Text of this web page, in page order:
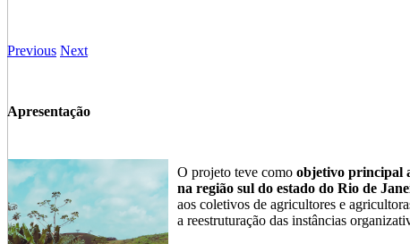
Previous Next
Apresentação
O projeto teve como objetivo principal
na região sul do estado do Rio de
aos coletivos de agricultores e
a reestruturação das instâncias